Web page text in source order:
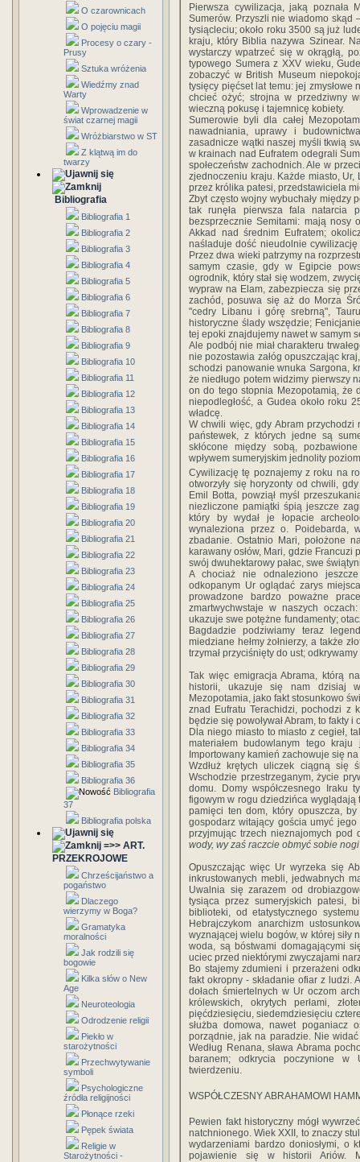
O czarownicach
O pojęciu magii
Procesy o czary -
Prusy
Sztuka wróżenia
Wiedźmy znad
Warty
Wprowadzenie w
świat czarnej magii
Wróżbiarstwo w ST
Z klątwą im do
twarzy
Bibliografia
Bibliografia 1
Bibliografia 2
Bibliografia 3
Bibliografia 4
Bibliografia 5
Bibliografia 6
Bibliografia 7
Bibliografia 8
Bibliografia 9
Bibliografia 10
Bibliografia 11
Bibliografia 12
Bibliografia 13
Bibliografia 14
Bibliografia 15
Bibliografia 16
Bibliografia 17
Bibliografia 18
Bibliografia 19
Bibliografia 20
Bibliografia 21
Bibliografia 22
Bibliografia 23
Bibliografia 24
Bibliografia 25
Bibliografia 26
Bibliografia 27
Bibliografia 28
Bibliografia 29
Bibliografia 30
Bibliografia 31
Bibliografia 32
Bibliografia 33
Bibliografia 34
Bibliografia 35
Bibliografia 36
Bibliografia
37
Bibliografia polska
=>> ART.
PRZEKROJOWE
Chrześcijaństwo a
pogaństwo
Dlaczego
wierzymy w Boga?
Gramatyka
moralności
Jak rodzili się
bogowie
Kilka słów o New
Age
Neuroteologia
Odrodzenie religii
Piekło w
starożytności
Przechwytywanie
symboli
Psychologiczne
źródła religijności
Płonące rzeki
Pępek świata
Religie w
Starożytności -
Pierwsza cywilizacja, jaką poznała
Sumerów. Przyszli nie wiadomo skąd
tysiącleciu; około roku 3500 są już
kraju, który Biblia nazywa Szinear.
wystarczy wpatrzeć się w okrągłą,
typowego Sumera z XXV wieku,
zobaczyć w British Museum
tysięcy pięćset lat temu: jej zmysłowe
chcieć ożyć; strojna w przedziwny
wieczną pokusę i tajemnicę kobiety.
Sumerowie byli dla całej
nawadniania, uprawy i
zasadnicze wątki naszej myśli tkwią
w krainach nad Eufratem odegrali
społeczeństw zachodnich. Ale w
zjednoczeniu kraju. Każde miasto, Ur,
przez królika patesi, przedstawiciela
Zbyt często wojny wybuchały między
tak runęła pierwsza fala natarcia
bezsprzecznie Semitami: mają nosy
Akkad nad średnim Eufratem;
naśladuje dość nieudolnie
Przez dwa wieki patrzymy na
samym czasie, gdy w Egipcie
ogrodnik, który stał się wodzem,
wypraw na Elam, zabezpiecza się
zachód, posuwa się aż do Morza
"cedry Libanu i górę srebrną",
historyczne ślady wszędzie;
tej epoki znajdujemy nawet w samym
Ale podbój nie miał charakteru
nie pozostawia załóg opuszczając
schodzi panowanie wnuka Sargona,
że niedługo potem widzimy pierwszy
on do tego stopnia Mezopotamią, że
niepodległość, a Gudea około roku
władcę.
W chwili więc, gdy Abram przychodzi
państewek, z których jedne są
skłócone między sobą,
wpływem sumeryjskim jednolity
Cywilizację tę poznajemy z roku na
otworzyły się horyzonty od chwili,
Emil Botta, powziął myśl
niezliczone pamiątki śpią jeszcze
który by wydał je łopacie
wynaleziona przez o. Poidebarda,
zbadanie. Ostatnio Mari, położone
karawany osłów, Mari, gdzie
swój dwuhektarowy pałac, swe
A chociaż nie odnaleziono
odkopanym Ur oglądać zarys
prowadzone bardzo poważne
zmartwychwstaje w naszych
ukazuje swe potężne fundamenty;
Bagdadzie podziwiamy teraz
miedziane hełmy żołnierzy, a także
trzymał przyciśnięty do ust;
Tak więc emigracja Abrama, którą
historii, ukazuje się nam dzisiaj
Mezopotamia, jako fakt stosunkowo
znad Eufratu Terachidzi, pochodzi z
będzie się powoływał Abram, to fakty i
Dla niego miasto to miasto z cegieł,
materiałem budowlanym tego
Importowany kamień zachowuje się
Wzdłuż krętych uliczek ciągną się
Wschodzie przestrzeganym, życie
domu. Domy współczesnego Iraku
figowym w rogu dziedzińca wyglądają
pamięci ten dom, który opuszcza,
gospodarz witający gościa umyć
przyjmując trzech nieznajomych
wody, wy zaś raczcie obmyć sobie
Opuszczając więc Ur wyrzeka się
inkrustowanych mebli, jedwabnych
Uwalnia się zarazem od
tysiąca przez sumeryjskich patesi,
biblioteki, od etatystycznego
Hebrajczykom anarchizm
wyznającej wielu bogów, w której siły
woda, są bóstwami domagającymi
uciec przed niektórymi zwyczajami
Bo stajemy zdumieni i przerażeni
fakt okropny - składanie ofiar z ludzi.
dołach śmiertelnych w Ur oczom
królewskich, okrytych perłami,
pięćdziesięciu, siedemdziesięciu
służba domowa, nawet poganiacz
porządnie, jak na paradzie. Nie widać
Według Renana, sława Abrama
baranem; odkrycia poczynione w
twierdzeniu.
WSPÓŁCZESNY ABRAHAMOWI
Pewien fakt historyczny mógł
natchnionego. Wiek XXII, to znaczy
wydarzeniami bardzo doniosłymi, o
pojawienie się w historii Ariów.